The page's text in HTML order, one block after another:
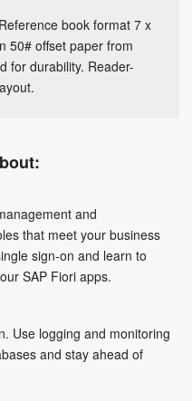
book format 7 x
50# offset paper from
for durability. Reader-
and
that meet your business
sign-on and learn to
SAP Fiori apps.
Use logging and monitoring
and stay ahead of